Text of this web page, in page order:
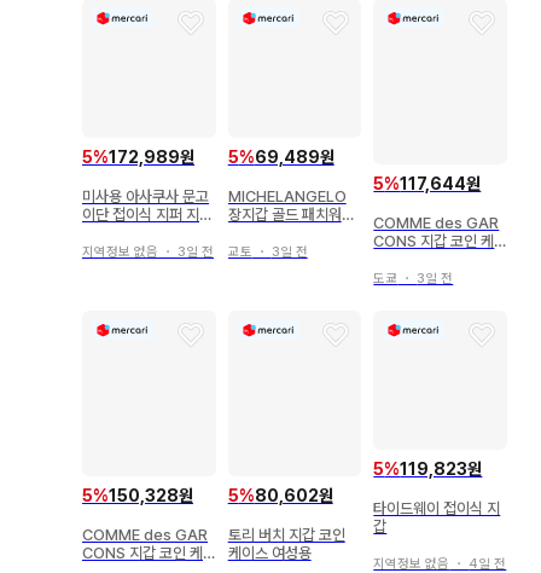
5%172,989원
미사용 아사쿠사 문고
이단 접이식 지퍼 지갑
지역정보 없음 ・ 3일 전
5%69,489원
MICHELANGELO
장지갑 골드 패치워크
교토 ・ 3일 전
5%117,644원
COMME des GAR
CONS 지갑 코인 케
도쿄 ・ 3일 전
5%150,328원
COMME des GAR
CONS 지갑 코인 케
5%80,602원
토리 버치 지갑 코인
케이스 여성용
5%119,823원
타이드웨이 접이식 지
갑
지역정보 없음 ・ 4일 전